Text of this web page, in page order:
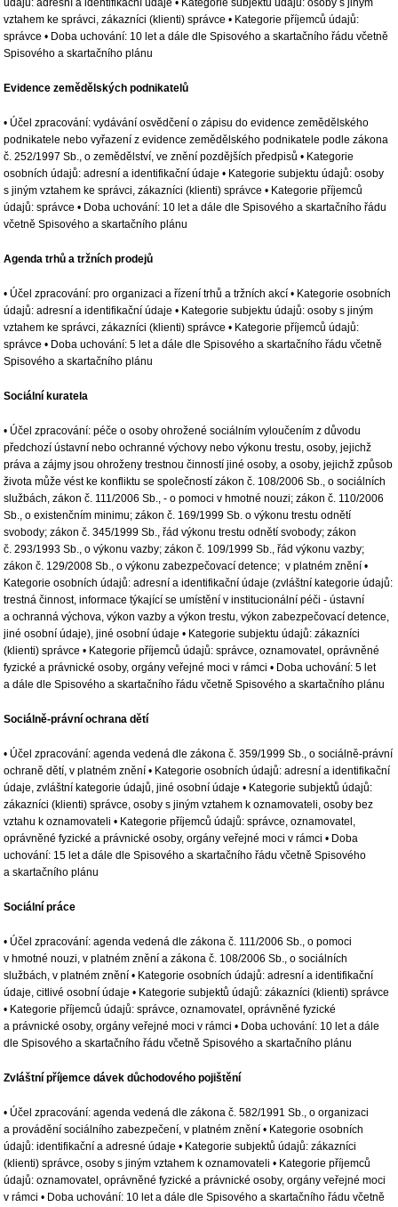
údajů: adresní a identifikační údaje • Kategorie subjektu údajů: osoby s jiným
vztahem ke správci, zákazníci (klienti) správce • Kategorie příjemců údajů:
správce • Doba uchování: 10 let a dále dle Spisového a skartačního řádu včetně
Spisového a skartačního plánu
Evidence zemědělských podnikatelů
• Účel zpracování: vydávání osvědčení o zápisu do evidence zemědělského
podnikatele nebo vyřazení z evidence zemědělského podnikatele podle zákona
č. 252/1997 Sb., o zemědělství, ve znění pozdějších předpisů • Kategorie
osobních údajů: adresní a identifikační údaje • Kategorie subjektu údajů: osoby
s jiným vztahem ke správci, zákazníci (klienti) správce • Kategorie příjemců
údajů: správce • Doba uchování: 10 let a dále dle Spisového a skartačního řádu
včetně Spisového a skartačního plánu
Agenda trhů a tržních prodejů
• Účel zpracování: pro organizaci a řízení trhů a tržních akcí • Kategorie osobních
údajů: adresní a identifikační údaje • Kategorie subjektu údajů: osoby s jiným
vztahem ke správci, zákazníci (klienti) správce • Kategorie příjemců údajů:
správce • Doba uchování: 5 let a dále dle Spisového a skartačního řádu včetně
Spisového a skartačního plánu
Sociální kuratela
• Účel zpracování: péče o osoby ohrožené sociálním vyloučením z důvodu
předchozí ústavní nebo ochranné výchovy nebo výkonu trestu, osoby, jejichž
práva a zájmy jsou ohroženy trestnou činností jiné osoby, a osoby, jejichž způsob
života může vést ke konfliktu se společností zákon č. 108/2006 Sb., o sociálních
službách, zákon č. 111/2006 Sb., - o pomoci v hmotné nouzi; zákon č. 110/2006
Sb., o existenčním minimu; zákon č. 169/1999 Sb. o výkonu trestu odnětí
svobody; zákon č. 345/1999 Sb., řád výkonu trestu odnětí svobody; zákon
č. 293/1993 Sb., o výkonu vazby; zákon č. 109/1999 Sb., řád výkonu vazby;
zákon č. 129/2008 Sb., o výkonu zabezpečovací detence; v platném znění •
Kategorie osobních údajů: adresní a identifikační údaje (zvláštní kategorie údajů:
trestná činnost, informace týkající se umístění v institucionální péči - ústavní
a ochranná výchova, výkon vazby a výkon trestu, výkon zabezpečovací detence,
jiné osobní údaje), jiné osobní údaje • Kategorie subjektu údajů: zákazníci
(klienti) správce • Kategorie příjemců údajů: správce, oznamovatel, oprávněné
fyzické a právnické osoby, orgány veřejné moci v rámci • Doba uchování: 5 let
a dále dle Spisového a skartačního řádu včetně Spisového a skartačního plánu
Sociálně-právní ochrana dětí
• Účel zpracování: agenda vedená dle zákona č. 359/1999 Sb., o sociálně-právní
ochraně dětí, v platném znění • Kategorie osobních údajů: adresní a identifikační
údaje, zvláštní kategorie údajů, jiné osobní údaje • Kategorie subjektů údajů:
zákazníci (klienti) správce, osoby s jiným vztahem k oznamovateli, osoby bez
vztahu k oznamovateli • Kategorie příjemců údajů: správce, oznamovatel,
oprávněné fyzické a právnické osoby, orgány veřejné moci v rámci • Doba
uchování: 15 let a dále dle Spisového a skartačního řádu včetně Spisového
a skartačního plánu
Sociální práce
• Účel zpracování: agenda vedená dle zákona č. 111/2006 Sb., o pomoci
v hmotné nouzi, v platném znění a zákona č. 108/2006 Sb., o sociálních
službách, v platném znění • Kategorie osobních údajů: adresní a identifikační
údaje, citlivé osobní údaje • Kategorie subjektů údajů: zákazníci (klienti) správce
• Kategorie příjemců údajů: správce, oznamovatel, oprávněné fyzické
a právnické osoby, orgány veřejné moci v rámci • Doba uchování: 10 let a dále
dle Spisového a skartačního řádu včetně Spisového a skartačního plánu
Zvláštní příjemce dávek důchodového pojištění
• Účel zpracování: agenda vedená dle zákona č. 582/1991 Sb., o organizaci
a provádění sociálního zabezpečení, v platném znění • Kategorie osobních
údajů: identifikační a adresné údaje • Kategorie subjektů údajů: zákazníci
(klienti) správce, osoby s jiným vztahem k oznamovateli • Kategorie příjemců
údajů: oznamovatel, oprávněné fyzické a právnické osoby, orgány veřejné moci
v rámci • Doba uchování: 10 let a dále dle Spisového a skartačního řádu včetně